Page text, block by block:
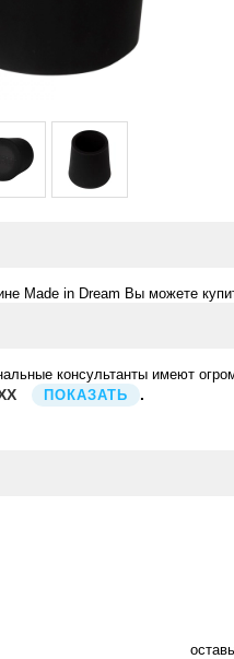
Made in Dream Вы можете
консультанты имеют
ПОКАЗАТЬ .